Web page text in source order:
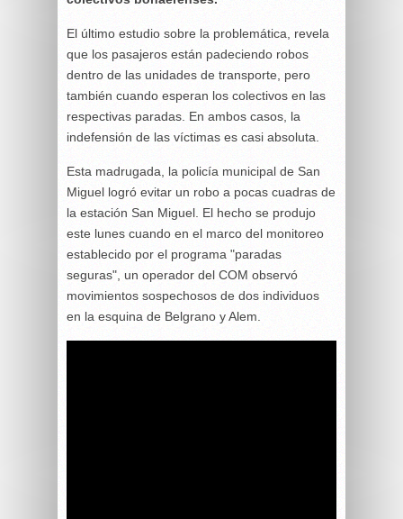
El último estudio sobre la problemática, revela
que los pasajeros están padeciendo robos
dentro de las unidades de transporte, pero
también cuando esperan los colectivos en las
respectivas paradas. En ambos casos, la
indefensión de las víctimas es casi absoluta.
Esta madrugada, la policía municipal de San
Miguel logró evitar un robo a pocas cuadras de
la estación San Miguel. El hecho se produjo
este lunes cuando en el marco del monitoreo
establecido por el programa "paradas
seguras", un operador del COM observó
movimientos sospechosos de dos individuos
en la esquina de Belgrano y Alem.